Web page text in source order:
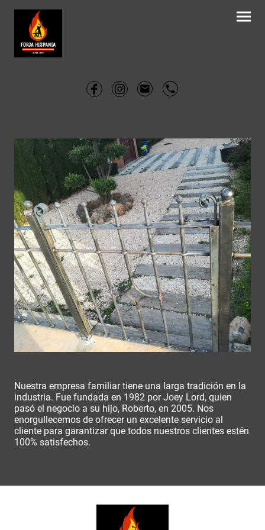
Nuestra empresa familiar tiene una larga tradición en la
industria. Fue fundada en 1982 por Joey Lord, quien
pasó el negocio a su hijo, Roberto, en 2005. Nos
enorgullecemos de ofrecer un excelente servicio al
cliente para garantizar que todos nuestros clientes estén
100% satisfechos.